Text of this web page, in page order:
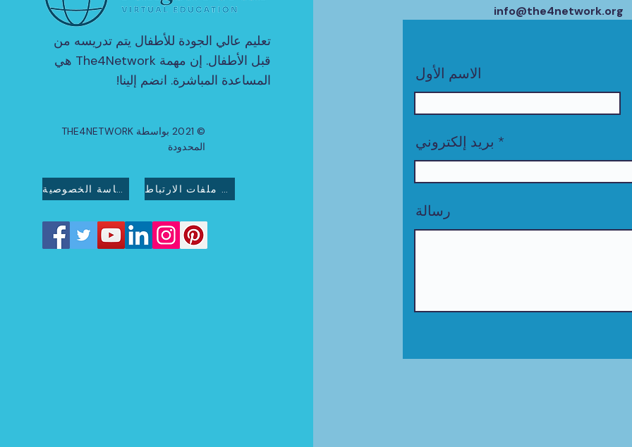
تعليم عالي الجودة للأطفال يتم تدريسه من
قبل الأطفال. إن مهمة The4Network هي
المساعدة المباشرة. انضم إلينا!
© 2021 بواسطة THE4NETWORK
المحدودة
سياسة الخصوصية سياسة ملفات الارتباط
info@the4network.org
الاسم الأول
بريد إلكتروني
رسالة